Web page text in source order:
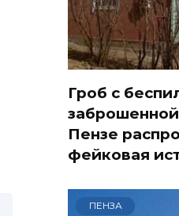
Гроб с
Пензе
фейковая
ПЕНЗА